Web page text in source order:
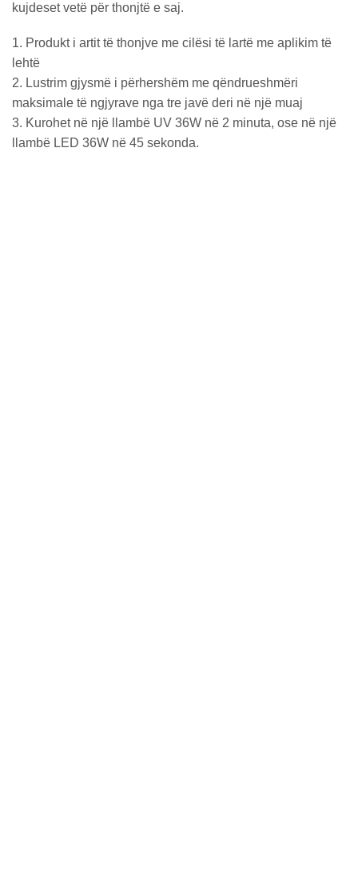
kujdeset vetë për thonjtë e saj.
1. Produkt i artit të thonjve me cilësi të lartë me aplikim të
lehtë
2. Lustrim gjysmë i përhershëm me qëndrueshmëri
maksimale të ngjyrave nga tre javë deri në një muaj
3. Kurohet në një llambë UV 36W në 2 minuta, ose në një
llambë LED 36W në 45 sekonda.